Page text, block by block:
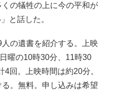
の犠牲の上に今の平和が
と話した。
の遺書を紹介する。上映
曜の10時30分、11時30
回。上映時間は約20分。
。無料。申し込みは希望